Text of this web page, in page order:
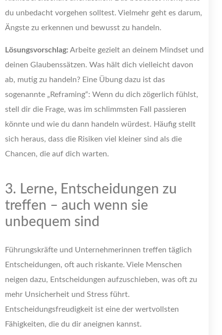
du unbedacht vorgehen solltest. Vielmehr geht es darum,
Ängste zu erkennen und bewusst zu handeln.
Lösungsvorschlag: Arbeite gezielt an deinem Mindset und
deinen Glaubenssätzen. Was hält dich vielleicht davon
ab, mutig zu handeln? Eine Übung dazu ist das
sogenannte „Reframing“: Wenn du dich zögerlich fühlst,
stell dir die Frage, was im schlimmsten Fall passieren
könnte und wie du dann handeln würdest. Häufig stellt
sich heraus, dass die Risiken viel kleiner sind als die
Chancen, die auf dich warten.
3. Lerne, Entscheidungen zu
treffen – auch wenn sie
unbequem sind
Führungskräfte und Unternehmerinnen treffen täglich
Entscheidungen, oft auch riskante. Viele Menschen
neigen dazu, Entscheidungen aufzuschieben, was oft zu
mehr Unsicherheit und Stress führt.
Entscheidungsfreudigkeit ist eine der wertvollsten
Fähigkeiten, die du dir aneignen kannst.